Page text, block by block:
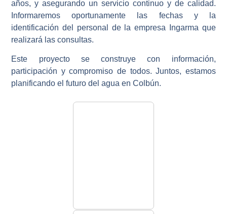
años, y asegurando un servicio continuo y de calidad.
Informaremos oportunamente las fechas y la
identificación del personal de la empresa Ingarma que
realizará las consultas.
Este proyecto se construye con información,
participación y compromiso de todos. Juntos, estamos
planificando el futuro del agua en Colbún.